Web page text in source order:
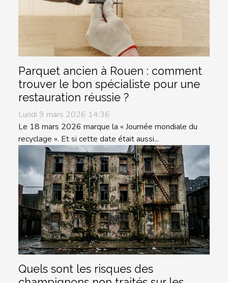
Parquet ancien à Rouen : comment
trouver le bon spécialiste pour une
restauration réussie ?
Lundi 9 mars 2026 14:36
Le 18 mars 2026 marque la « Journée mondiale du
recyclage ». Et si cette date était aussi...
Quels sont les risques des